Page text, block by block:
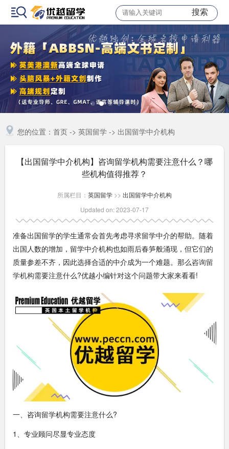
搜索
您的位置： 首页-> 英国留学-> 出国留学中介机构
【出国留学中介机构】咨询留学机构需要注意什么？哪
些机构值得推荐？
所属栏目： 英国留学 >> 出国留学中介机构
Updated on: 2023-07-17
准备出国留学的学生通常会首先考虑寻求留学中介的帮助。随着
出国人数的增加，留学中介机构也如雨后春笋般涌现，但它们的
质量参差不齐，因此选择合适的中介成为一个难题。那么咨询留
学机构需要注意什么?优越小编针对这个问题带大家来看看!
一、咨询留学机构需要注意什么?
1、专业顾问尽显专业态度